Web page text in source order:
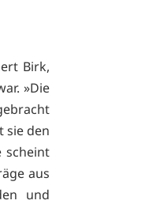
Birk,
»Die
sie den
scheint
aus
und